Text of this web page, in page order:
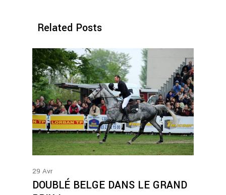
Related Posts
29 Avr
DOUBLÉ BELGE DANS LE GRAND